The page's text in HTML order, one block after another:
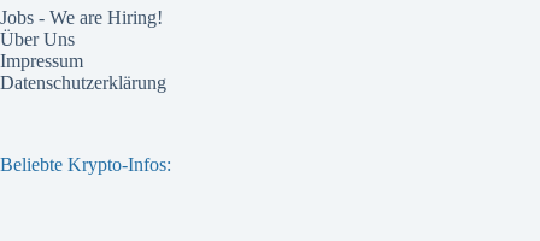
Jobs - We are Hiring!
Über Uns
Impressum
Datenschutzerklärung
Beliebte Krypto-Infos: